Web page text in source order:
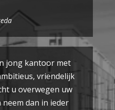
jong kantoor met
vriendelijk
u overwegen uw
dan in ieder